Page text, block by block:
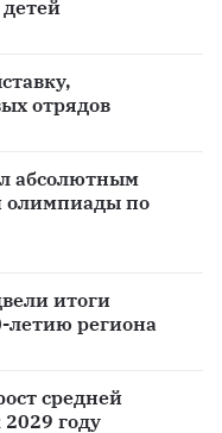
отрядов
абсолютным
олимпиады по
итоги
летию региона
средней
году